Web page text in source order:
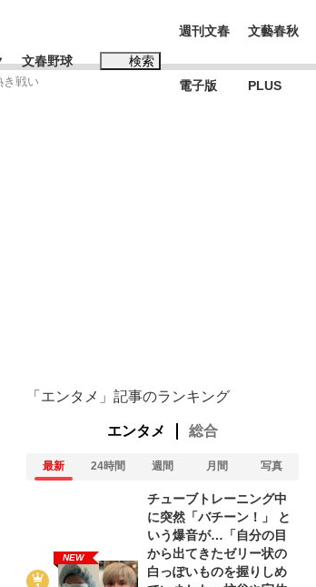
価総額が一時トヨタ超え...
文春野球 検索
週刊文春
電子版
文藝春秋
PLUS
き戦い
「エンタメ」記事のランキング
エンタメ 総合
最新 24時間 週間 月間 写真
NEW
チューブトレーニング中
に突然「バチーン！」 と
いう爆音が…「自分の目
から出てきたゼリー状の
白っぽいものを握りしめ